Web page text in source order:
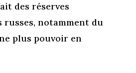
des réserves
russes, notamment du
plus pouvoir en